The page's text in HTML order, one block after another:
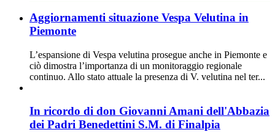
Aggiornamenti situazione Vespa Velutina in
Piemonte
L’espansione di Vespa velutina prosegue anche in Piemonte e
ciò dimostra l’importanza di un monitoraggio regionale
continuo. Allo stato attuale la presenza di V. velutina nel ter...
In ricordo di don Giovanni Amani dell'Abbazia
dei Padri Benedettini S.M. di Finalpia